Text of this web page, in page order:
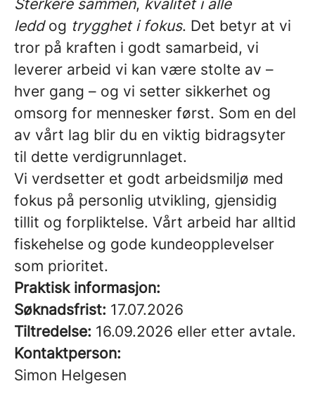
Sterkere sammen, kvalitet i alle
leddog trygghet i fokus. Det betyr at vi
tror på kraften i godt samarbeid, vi
leverer arbeid vi kan være stolte av –
hver gang – og vi setter sikkerhet og
omsorg for mennesker først. Som en del
av vårt lag blir du en viktig bidragsyter
til dette verdigrunnlaget.
Vi verdsetter et godt arbeidsmiljø med
fokus på personlig utvikling, gjensidig
tillit og forpliktelse. Vårt arbeid har alltid
fiskehelse og gode kundeopplevelser
som prioritet.
Praktisk informasjon:
Søknadsfrist: 17.07.2026
Tiltredelse: 16.09.2026 eller etter avtale.
Kontaktperson:
Simon Helgesen